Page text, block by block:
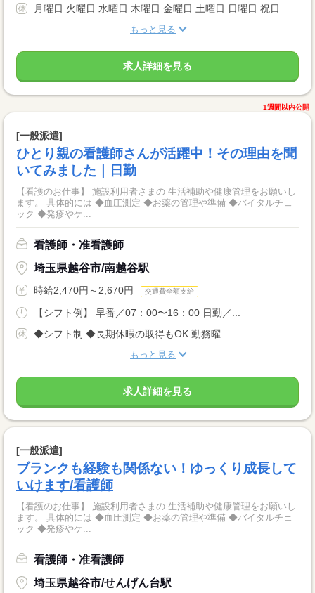
月曜日 火曜日 水曜日 木曜日 金曜日 土曜日 日曜日 祝日
もっと見る
求人詳細を見る
1週間以内公開
[一般派遣]
ひとり親の看護師さんが活躍中！その理由を聞
いてみました｜日勤
【看護のお仕事】 施設利用者さまの 生活補助や健康管理をお願いし
ます。 具体的には ◆血圧測定 ◆お薬の管理や準備 ◆バイタルチェ
ック ◆発疹やケ...
看護師・准看護師
埼玉県越谷市/南越谷駅
時給2,470円～2,670円 交通費全額支給
【シフト例】 早番／07：00〜16：00 日勤／...
◆シフト制 ◆長期休暇の取得もOK 勤務曜...
もっと見る
求人詳細を見る
[一般派遣]
ブランクも経験も関係ない！ゆっくり成長して
いけます/看護師
【看護のお仕事】 施設利用者さまの 生活補助や健康管理をお願いし
ます。 具体的には ◆血圧測定 ◆お薬の管理や準備 ◆バイタルチェ
ック ◆発疹やケ...
看護師・准看護師
埼玉県越谷市/せんげん台駅